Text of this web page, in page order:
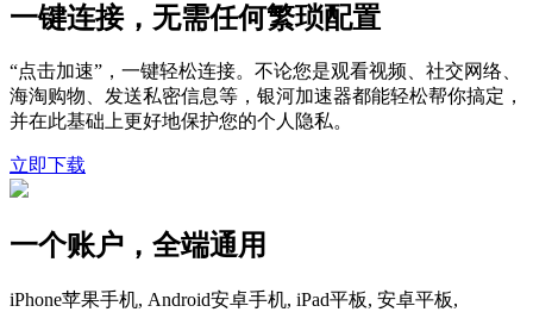
一键连接，无需任何繁琐配置
“点击加速”，一键轻松连接。不论您是观看视频、社交网络、
海淘购物、发送私密信息等，银河加速器都能轻松帮你搞定，
并在此基础上更好地保护您的个人隐私。
立即下载
一个账户，全端通用
iPhone苹果手机, Android安卓手机, iPad平板, 安卓平板,